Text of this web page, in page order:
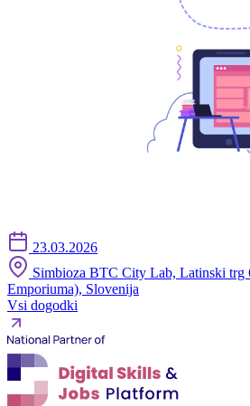
23.03.2026
Simbioza BTC City Lab, Latinski trg
Emporiuma), Slovenija
Vsi dogodki